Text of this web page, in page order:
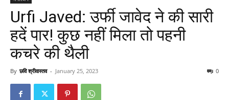
Urfi Javed: उर्फी जावेद ने की सारी
हदें पार! कुछ नहीं मिला तो पहनी
कचरे की थैली
By छवि श्रीवास्तव - January 25, 2023 0